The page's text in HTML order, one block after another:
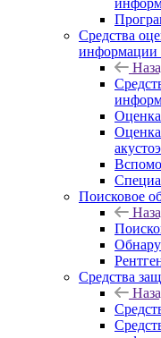
Средства
информации
Поисковое
Средства